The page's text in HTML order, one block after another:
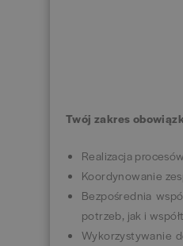
Twój zakres
Realizacja
Koordynowanie
Bezpośrednia
potrzeb, jak i
Wykorzystywanie